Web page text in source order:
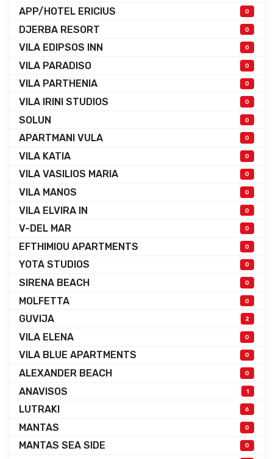
APP/HOTEL ERICIUS 0
DJERBA RESORT 0
VILA EDIPSOS INN 0
VILA PARADISO 0
VILA PARTHENIA 0
VILA IRINI STUDIOS 0
SOLUN 0
APARTMANI VULA 0
VILA KATIA 0
VILA VASILIOS MARIA 0
VILA MANOS 0
VILA ELVIRA IN 0
V-DEL MAR 0
EFTHIMIOU APARTMENTS 0
YOTA STUDIOS 0
SIRENA BEACH 0
MOLFETTA 0
GUVIJA 2
VILA ELENA 0
VILA BLUE APARTMENTS 0
ALEXANDER BEACH 0
ANAVISOS 1
LUTRAKI 6
MANTAS 0
MANTAS SEA SIDE 0